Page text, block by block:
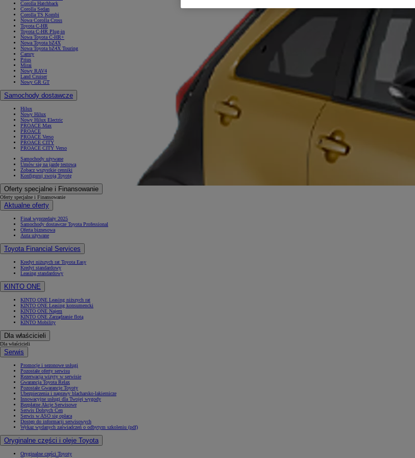
Corolla Hatchback
Corolla Sedan
Corolla TS Kombi
Nowa Corolla Cross
Toyota C-HR
Toyota C-HR Plug-in
Nowa Toyota C-HR+
Nowa Toyota bZ4X
Nowa Toyota bZ4X Touring
Camry
Prius
Mirai
Nowy RAV4
Land Cruiser
Nowy GR GT
Samochody dostawcze
Hilux
Nowy Hilux
Nowy Hilux Electric
PROACE Max
PROACE
PROACE Verso
PROACE CITY
PROACE CITY Verso
Samochody używane
Umów się na jazdę testową
Zobacz wszystkie cenniki
Konfiguruj swoją Toyotę
Oferty specjalne i Finansowanie
Oferty specjalne i Finansowanie
Aktualne oferty
Finał wyprzedaży 2025
Samochody dostawcze Toyota Professional
Oferta biznesowa
Auta używane
Toyota Financial Services
Kredyt niższych rat Toyota Easy
Kredyt standardowy
Leasing standardowy
KINTO ONE
KINTO ONE Leasing niższych rat
KINTO ONE Leasing konsumencki
KINTO ONE Najem
KINTO ONE Zarządzanie flotą
KINTO Mobility
Dla właścicieli
Dla właścicieli
Serwis
Promocje i sezonowe usługi
Pozostałe oferty serwisu
Rezerwacja wizyty w serwisie
Gwarancja Toyota Relax
Pozostałe Gwarancje Toyoty
Ubezpieczenia i naprawy blacharsko-lakiernicze
Innowacyjne usługi dla Twojej wygody
Bezpłatne Akcje Serwisowe
Serwis Dobrych Cen
Serwis w ASO się opłaca
Dostęp do informacji serwisowych
Wykaz wydanych zaświadczeń o odbytym szkoleniu (pdf)
Oryginalne części i oleje Toyota
Oryginalne części Toyoty